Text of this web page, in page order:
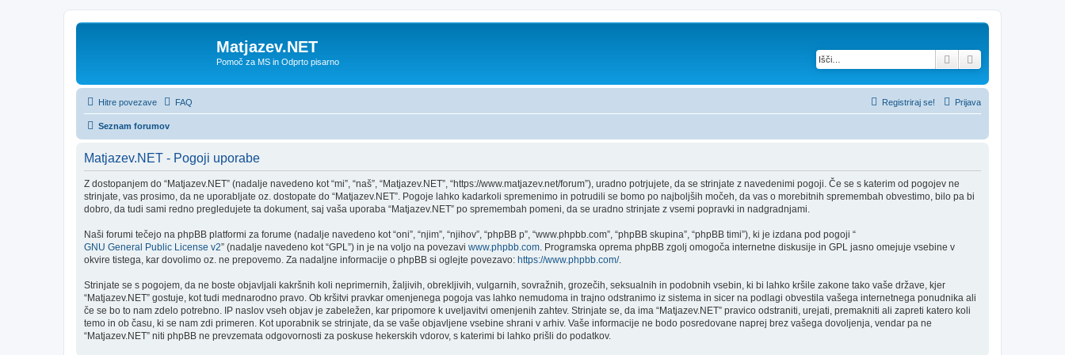
Matjazev.NET
Pomoč za MS in Odprto pisarno Iskanje
Hitre povezave FAQ Prijava
Registriraj se!
Seznam forumov
Matjazev.NET - Pogoji uporabe
Z dostopanjem do “Matjazev.NET” (nadalje navedeno kot “mi”, “naš”, “Matjazev.NET”, “https://www.matjazev.net/forum”), uradno potrjujete, da se strinjate z navedenimi pogoji. Če se s katerim od pogojev ne
strinjate, vas prosimo, da ne uporabljate oz. dostopate do “Matjazev.NET”. Pogoje lahko kadarkoli spremenimo in potrudili se bomo po najboljših močeh, da vas o morebitnih spremembah obvestimo, bilo pa bi
dobro, da tudi sami redno pregledujete ta dokument, saj vaša uporaba “Matjazev.NET” po spremembah pomeni, da se uradno strinjate z vsemi popravki in nadgradnjami.
Naši forumi tečejo na phpBB platformi za forume (nadalje navedeno kot “oni”, “njim”, “njihov”, “phpBB p”, “www.phpbb.com”, “phpBB skupina”, “phpBB timi”), ki je izdana pod pogoji “
GNU General Public License v2” (nadalje navedeno kot “GPL”) in je na voljo na povezavi www.phpbb.com . Programska oprema phpBB zgolj omogoča internetne diskusije in GPL jasno omejuje vsebine v
okvire tistega, kar dovolimo oz. ne prepovemo. Za nadaljne informacije o phpBB si oglejte povezavo: https://www.phpbb.com/.
Strinjate se s pogojem, da ne boste objavljali kakršnih koli neprimernih, žaljivih, obrekljivih, vulgarnih, sovražnih, grozečih, seksualnih in podobnih vsebin, ki bi lahko kršile zakone tako vaše države, kjer
“Matjazev.NET” gostuje, kot tudi mednarodno pravo. Ob kršitvi pravkar omenjenega pogoja vas lahko nemudoma in trajno odstranimo iz sistema in sicer na podlagi obvestila vašega internetnega ponudnika ali
če se bo to nam zdelo potrebno. IP naslov vseh objav je zabeležen, kar pripomore k uveljavitvi omenjenih zahtev. Strinjate se, da ima “Matjazev.NET” pravico odstraniti, urejati, premakniti ali zapreti katero koli
temo in ob času, ki se nam zdi primeren. Kot uporabnik se strinjate, da se vaše objavljene vsebine shrani v arhiv. Vaše informacije ne bodo posredovane naprej brez vašega dovoljenja, vendar pa ne
“Matjazev.NET” niti phpBB ne prevzemata odgovornosti za poskuse hekerskih vdorov, s katerimi bi lahko prišli do podatkov.